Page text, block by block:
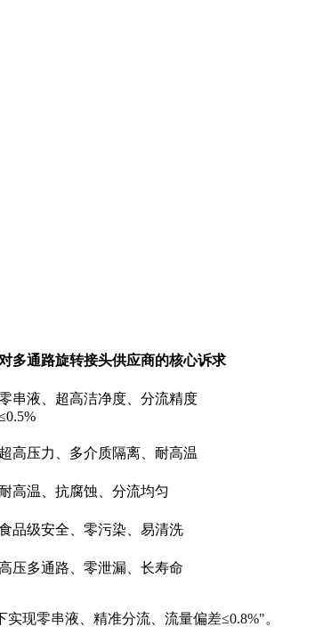
对多通路旋转接头供应商的核心诉求
串液、超高洁净度、分流精度
超高压力、多介质隔离、耐高温
高温、抗腐蚀、分流均匀
品级安全、零污染、易清洗
压多通路、零泄漏、长寿命
现零串液、精准分流、流量偏差≤0.8%"。